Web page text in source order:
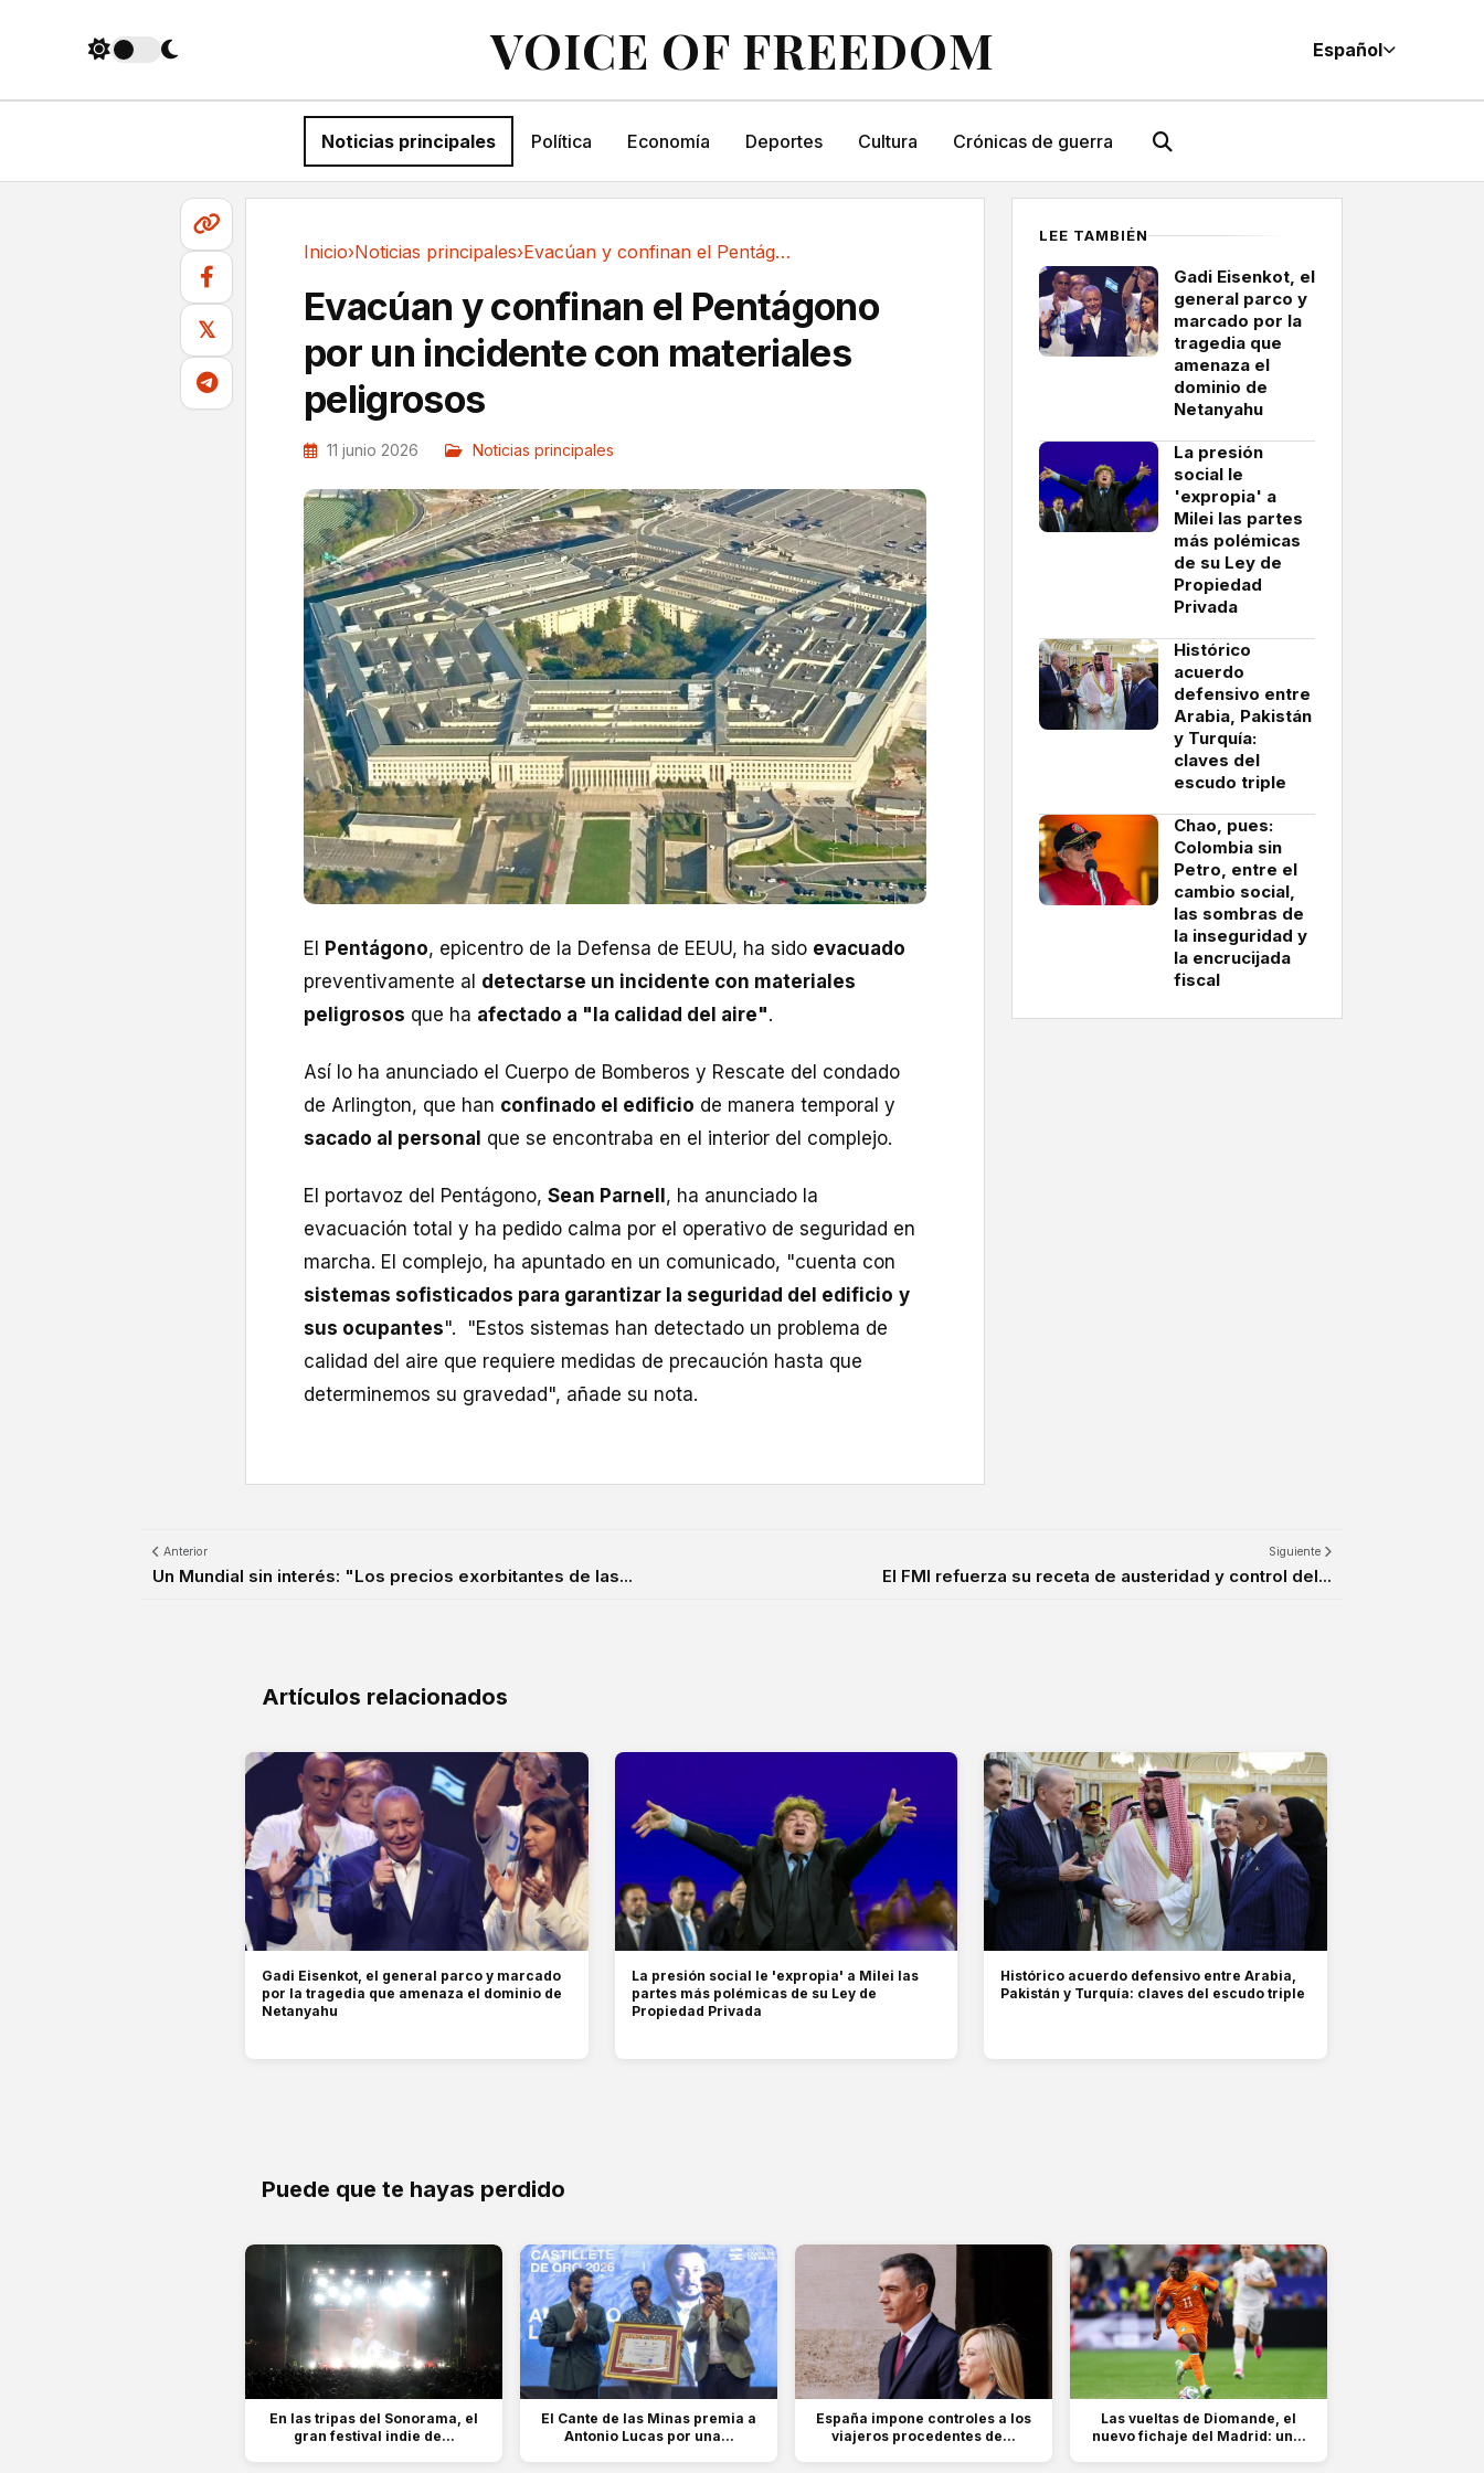
VOICE OF FREEDOM Español
Noticias principales Política Economía Deportes Cultura Crónicas de guerra
𝕏
Inicio›Noticias principales› Evacúan y confinan el Pentágono por un...
Evacúan y confinan el Pentágono
por un incidente con materiales
peligrosos
11 junio 2026 Noticias principales
El Pentágono, epicentro de la Defensa de EEUU, ha sido evacuado
preventivamente al detectarse un incidente con materiales
peligrosos que ha afectado a "la calidad del aire".
Así lo ha anunciado el Cuerpo de Bomberos y Rescate del condado
de Arlington, que han confinado el edificio de manera temporal y
sacado al personal que se encontraba en el interior del complejo.
El portavoz del Pentágono, Sean Parnell , ha anunciado la
evacuación total y ha pedido calma por el operativo de seguridad en
marcha. El complejo, ha apuntado en un comunicado, "cuenta con
sistemas sofisticados para garantizar la seguridad del edificio y
sus ocupantes". "Estos sistemas han detectado un problema de
calidad del aire que requiere medidas de precaución hasta que
determinemos su gravedad", añade su nota.
LEE TAMBIÉN
Gadi Eisenkot, el
general parco y
marcado por la
tragedia que
amenaza el
dominio de
Netanyahu
La presión
social le
'expropia' a
Milei las partes
más polémicas
de su Ley de
Propiedad
Privada
Histórico
acuerdo
defensivo entre
Arabia, Pakistán
y Turquía:
claves del
escudo triple
Chao, pues:
Colombia sin
Petro, entre el
cambio social,
las sombras de
la inseguridad y
la encrucijada
fiscal
Anterior
Un Mundial sin interés: "Los precios exorbitantes de las...
Siguiente
El FMI refuerza su receta de austeridad y control del...
Artículos relacionados
Gadi Eisenkot, el general parco y marcado
por la tragedia que amenaza el dominio de
Netanyahu
La presión social le 'expropia' a Milei las
partes más polémicas de su Ley de
Propiedad Privada
Histórico acuerdo defensivo entre Arabia,
Pakistán y Turquía: claves del escudo triple
Puede que te hayas perdido
En las tripas del Sonorama, el
gran festival indie de...
El Cante de las Minas premia a
Antonio Lucas por una...
España impone controles a los
viajeros procedentes de...
Las vueltas de Diomande, el
nuevo fichaje del Madrid: un...